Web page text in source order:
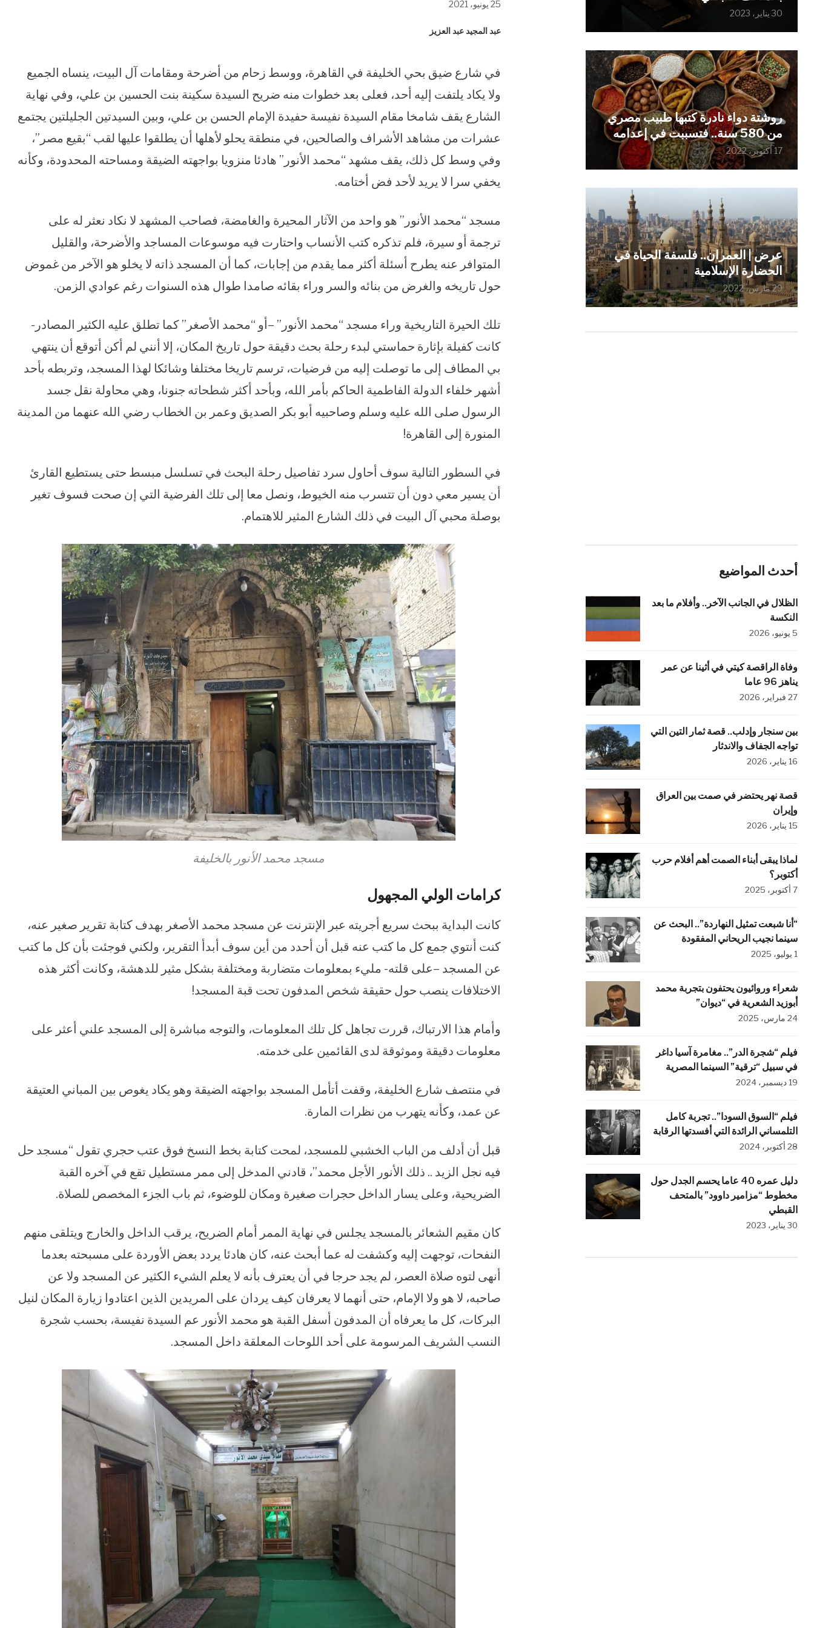
في
نافذة
في 25 يونيو، 2021
عبد المجيد عبد العزيز
في شارع ضيق بحي الخليفة في القاهرة، ووسط زحام من أضرحة ومقامات آل البيت، ينساه الجميع
ولا يكاد يلتفت إليه أحد، فعلى بعد خطوات منه ضريح السيدة سكينة بنت الحسين بن علي، وفي نهاية
الشارع يقف شامخا مقام السيدة نفيسة حفيدة الإمام الحسن بن علي، وبين السيدتين الجليلتين يجتمع
عشرات من مشاهد الأشراف والصالحين، في منطقة يحلو لأهلها أن يطلقوا عليها لقب “بقيع مصر”،
وفي وسط كل ذلك، يقف مشهد “محمد الأنور” هادئا منزويا بواجهته الضيقة ومساحته المحدودة، وكأنه
يخفي سرا لا يريد لأحد فض أختامه.
مسجد “محمد الأنور” هو واحد من الآثار المحيرة والغامضة، فصاحب المشهد لا نكاد نعثر له على
ترجمة أو سيرة، فلم تذكره كتب الأنساب واحتارت فيه موسوعات المساجد والأضرحة، والقليل
المتوافر عنه يطرح أسئلة أكثر مما يقدم من إجابات، كما أن المسجد ذاته لا يخلو هو الآخر من غموض
حول تاريخه والغرض من بنائه والسر وراء بقائه صامدا طوال هذه السنوات رغم عوادي الزمن.
تلك الحيرة التاريخية وراء مسجد “محمد الأنور” –أو “محمد الأصغر” كما تطلق عليه الكثير المصادر-
كانت كفيلة بإثارة حماستي لبدء رحلة بحث دقيقة حول تاريخ المكان، إلا أنني لم أكن أتوقع أن ينتهي
بي المطاف إلى ما توصلت إليه من فرضيات، ترسم تاريخا مختلفا وشائكا لهذا المسجد، وتربطه بأحد
أشهر خلفاء الدولة الفاطمية الحاكم بأمر الله، وبأحد أكثر شطحاته جنونا، وهي محاولة نقل جسد
الرسول صلى الله عليه وسلم وصاحبيه أبو بكر الصديق وعمر بن الخطاب رضي الله عنهما من المدينة
المنورة إلى القاهرة!
في السطور التالية سوف أحاول سرد تفاصيل رحلة البحث في تسلسل مبسط حتى يستطيع القارئ
أن يسير معي دون أن تتسرب منه الخيوط، ونصل معا إلى تلك الفرضية التي إن صحت فسوف تغير
بوصلة محبي آل البيت في ذلك الشارع المثير للاهتمام.
مسجد محمد الأنور بالخليفة
كرامات الولي المجهول
كانت البداية ببحث سريع أجريته عبر الإنترنت عن مسجد محمد الأصغر بهدف كتابة تقرير صغير عنه،
كنت أنتوي جمع كل ما كتب عنه قبل أن أحدد من أين سوف أبدأ التقرير، ولكني فوجئت بأن كل ما كتب
عن المسجد –على قلته- مليء بمعلومات متضاربة ومختلفة بشكل مثير للدهشة، وكانت أكثر هذه
الاختلافات ينصب حول حقيقة شخص المدفون تحت قبة المسجد!
وأمام هذا الارتباك، قررت تجاهل كل تلك المعلومات، والتوجه مباشرة إلى المسجد علني أعثر على
معلومات دقيقة وموثوقة لدى القائمين على خدمته.
في منتصف شارع الخليفة، وقفت أتأمل المسجد بواجهته الضيقة وهو يكاد يغوص بين المباني العتيقة
عن عمد، وكأنه يتهرب من نظرات المارة.
قبل أن أدلف من الباب الخشبي للمسجد، لمحت كتابة بخط النسخ فوق عتب حجري تقول “مسجد حل
فيه نجل الزيد .. ذلك الأنور الأجل محمد”، قادني المدخل إلى ممر مستطيل تقع في آخره القبة
الضريحية، وعلى يسار الداخل حجرات صغيرة ومكان للوضوء، ثم باب الجزء المخصص للصلاة.
كان مقيم الشعائر بالمسجد يجلس في نهاية الممر أمام الضريح، يرقب الداخل والخارج ويتلقى منهم
النفحات، توجهت إليه وكشفت له عما أبحث عنه، كان هادئا يردد بعض الأوردة على مسبحته بعدما
أنهى لتوه صلاة العصر، لم يجد حرجا في أن يعترف بأنه لا يعلم الشيء الكثير عن المسجد ولا عن
صاحبه، لا هو ولا الإمام، حتى أنهما لا يعرفان كيف يردان على المريدين الذين اعتادوا زيارة المكان لنيل
البركات، كل ما يعرفاه أن المدفون أسفل القبة هو محمد الأنور عم السيدة نفيسة، بحسب شجرة
النسب الشريف المرسومة على أحد اللوحات المعلقة داخل المسجد.
30 يناير، 2023
روشتة دواء نادرة كتبها طبيب مصري
من 580 سنة.. فتسببت في إعدامه
17 أكتوبر، 2022
عرض | العمران.. فلسفة الحياة في
الحضارة الإسلامية
29 مارس، 2022
أحدث المواضيع
الظلال في الجانب الآخر.. وأفلام ما بعد
النكسة
5 يونيو، 2026
وفاة الراقصة كيتي في أثينا عن عمر
يناهز 96 عاما
27 فبراير، 2026
بين سنجار وإدلب.. قصة ثمار التين التي
تواجه الجفاف والاندثار
16 يناير، 2026
قصة نهر يحتضر في صمت بين العراق
وإيران
15 يناير، 2026
لماذا يبقى أبناء الصمت أهم أفلام حرب
أكتوبر؟
7 أكتوبر، 2025
“أنا شبعت تمثيل النهاردة”.. البحث عن
سينما نجيب الريحاني المفقودة
1 يوليو، 2025
شعراء وروائيون يحتفون بتجربة محمد
أبوزيد الشعرية في “ديوان”
24 مارس، 2025
فيلم “شجرة الدر”.. مغامرة آسيا داغر
في سبيل “ترقية” السينما المصرية
19 ديسمبر، 2024
فيلم “السوق السودا”.. تجربة كامل
التلمساني الرائدة التي أفسدتها الرقابة
28 أكتوبر، 2024
دليل عمره 40 عاما يحسم الجدل حول
مخطوط “مزامير داوود” بالمتحف
القبطي
30 يناير، 2023